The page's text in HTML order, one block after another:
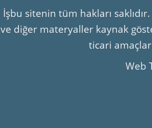
İşbu sitenin tüm hakları
ve diğer materyaller kaynak
ticari
Web